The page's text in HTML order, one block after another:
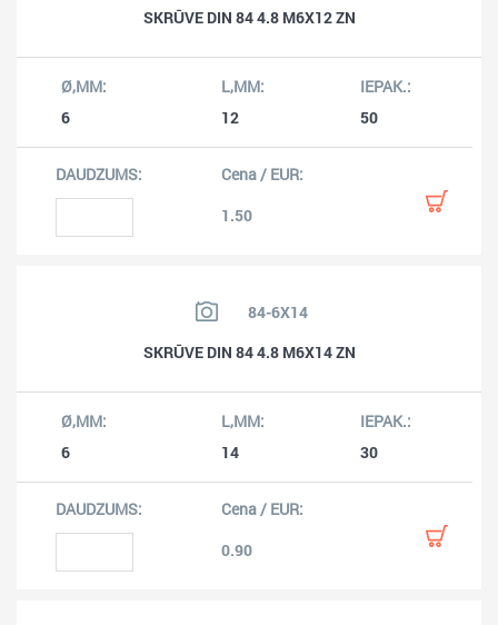
SKRŪVE DIN 84 4.8 M6X12 ZN
6 12 50
1.50
84-6X14
SKRŪVE DIN 84 4.8 M6X14 ZN
6 14 30
0.90